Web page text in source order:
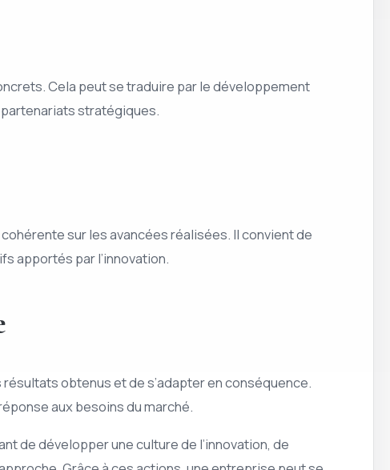
Cela peut se traduire par le développement
stratégiques.
sur les avancées réalisées. Il convient de
apportés par l’innovation.
obtenus et de s’adapter en conséquence.
aux besoins du marché.
de développer une culture de l’innovation, de